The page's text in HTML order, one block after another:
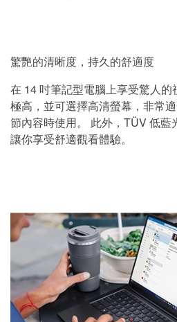
驚艷的清晰度，持久的舒適度
在 14 吋筆記型電腦上享受驚人
極高，並可選擇高清螢幕，非常
節內容時使用。 此外，TÜV 低藍
讓你享受舒適觀看體驗。